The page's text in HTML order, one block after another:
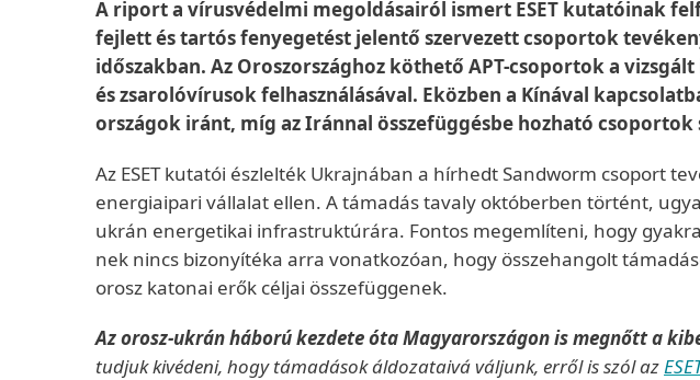
A riport a vírusvédelmi megoldásairól ismert ESET kutatóinak
fejlett és tartós fenyegetést jelentő szervezett csoportok
időszakban. Az Oroszországhoz köthető APT-csoportok a
és zsarolóvírusok felhasználásával. Eközben a Kínával
országok iránt, míg az Iránnal összefüggésbe hozható
Az ESET kutatói észlelték Ukrajnában a hírhedt Sandworm csoport
energiaipari vállalat ellen. A támadás tavaly októberben történt,
ukrán energetikai infrastruktúrára. Fontos megemlíteni, hogy
nek nincs bizonyítéka arra vonatkozóan, hogy összehangolt
orosz katonai erők céljai összefüggenek.
Az orosz-ukrán háború kezdete óta Magyarországon is megnőtt a
tudjuk kivédeni, hogy támadások áldozataivá váljunk, erről is szól az